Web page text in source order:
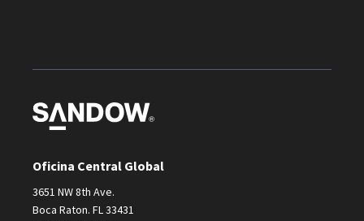
Oficina Central Global
3651 NW 8th Ave.
Boca Raton. FL 33431